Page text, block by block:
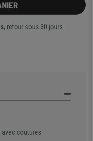
, retour sous 30 jours
avec coutures